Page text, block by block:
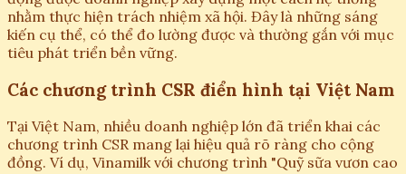
nhằm thực hiện trách nhiệm xã hội. Đây là những sáng
kiến cụ thể, có thể đo lường được và thường gắn với mục
tiêu phát triển bền vững.
Các chương trình CSR điển hình tại Việt Nam
Tại Việt Nam, nhiều doanh nghiệp lớn đã triển khai các
chương trình CSR mang lại hiệu quả rõ ràng cho cộng
đồng. Ví dụ, Vinamilk với chương trình "Quỹ sữa vươn cao